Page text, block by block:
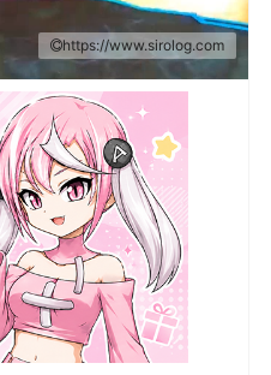
https://www.sirolog.com